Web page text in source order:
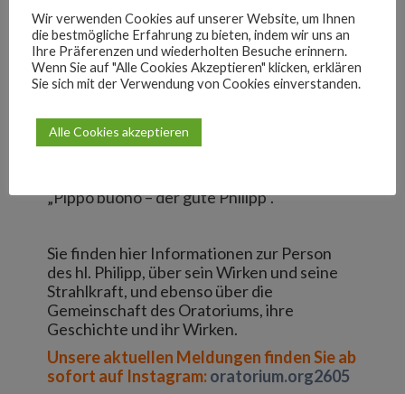
Oratoriums
Menschen zu sehen und
das Nötige zu tun.
den hl. Philipp Neri. Man hat ihm viele
besondere Titel gegeben: „Zweiter Apostel
„Pippo buono – der gute Philipp“.
Sie finden hier Informationen zur Person
des hl. Philipp, über sein Wirken und seine
Strahlkraft, und ebenso über die
Gemeinschaft des Oratoriums, ihre
Geschichte und ihr Wirken.
Unsere aktuellen Meldungen finden Sie ab
sofort auf Instagram:oratorium.org2605
Wir verwenden Cookies auf unserer Website, um Ihnen
die bestmögliche Erfahrung zu bieten, indem wir uns an
Ihre Präferenzen und wiederholten Besuche erinnern.
Wenn Sie auf "Alle Cookies Akzeptieren" klicken, erklären
Sie sich mit der Verwendung von Cookies einverstanden.
Alle Cookies akzeptieren